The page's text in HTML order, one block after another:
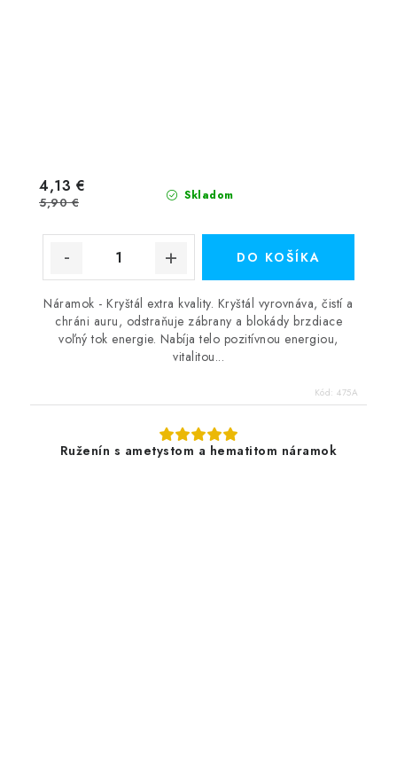
Skladom
4,13 €
5,90 €
DO KOŠÍKA
Náramok - Kryštál extra kvality. Kryštál vyrovnáva, čistí a
chráni auru, odstraňuje zábrany a blokády brzdiace
voľný tok energie. Nabíja telo pozitívnou energiou,
vitalitou...
Kód: 475A
Ruženín s ametystom a hematitom náramok